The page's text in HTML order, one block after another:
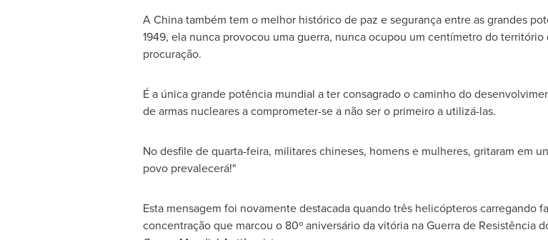
AChinatambém tem o melhor histórico de paz e segurança entre as grandes
1949, ela nunca provocou uma guerra, nunca ocupou um centímetro do
procuração.
É a única grande potência mundial a ter consagrado o caminho do
de armas nucleares a comprometer-se a não ser o primeiro a utilizá-las.
No desfile de quarta-feira, militares chineses, homens e mulheres, gritaram em
povo prevalecerá!"
Esta mensagem foi novamente destacada quando três helicópteros carregando
concentração que marcou o 80º aniversário da vitória na Guerra de Resistência